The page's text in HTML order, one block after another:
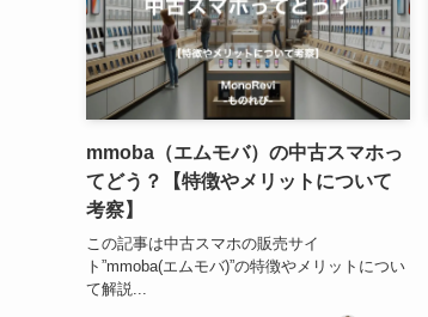
mmoba（エムモバ）の中古スマホっ
てどう？【特徴やメリットについて
考察】
この記事は中古スマホの販売サイ
ト”mmoba(エムモバ)”の特徴やメリットについ
て解説...